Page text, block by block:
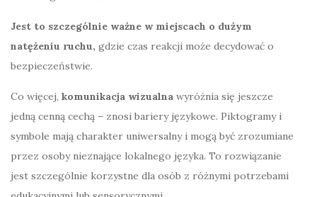
Jest to szczególnie ważne w miejscach o dużym
natężeniu ruchu, gdzie czas reakcji może decydować o
bezpieczeństwie.
Co więcej, komunikacja wizualna wyróżnia się jeszcze
jedną cenną cechą – znosi bariery językowe. Piktogramy i
symbole mają charakter uniwersalny i mogą być zrozumiane
przez osoby nieznające lokalnego języka. To rozwiązanie
jest szczególnie korzystne dla osób z różnymi potrzebami